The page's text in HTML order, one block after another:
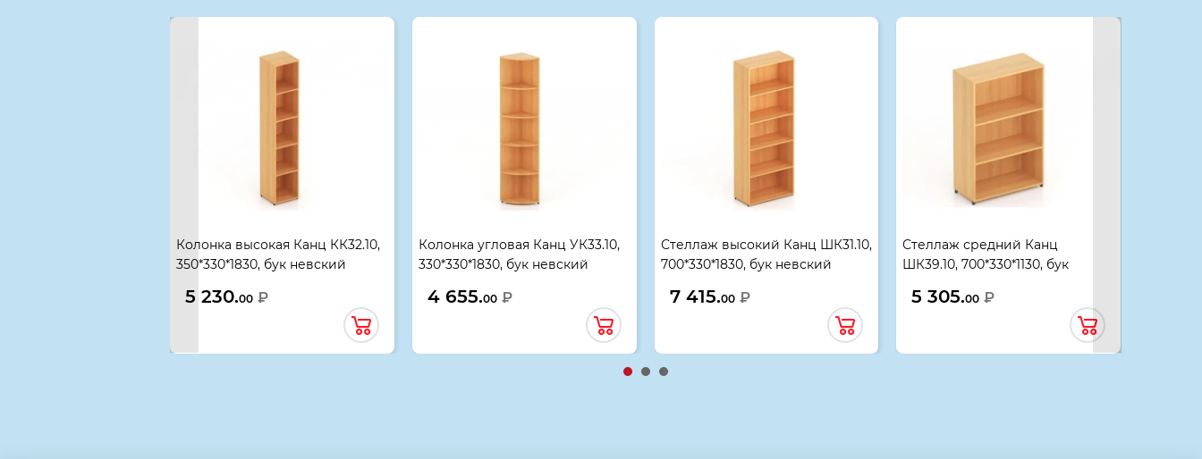
Колонка высокая Канц КК32.10,
350*330*1830, бук невский
5 230.00 ₽
Колонка угловая Канц УК33.10,
330*330*1830, бук невский
4 655.00 ₽
Стеллаж высокий Канц ШК31.10,
700*330*1830, бук невский
7 415.00 ₽
Стеллаж средний Канц
ШК39.10, 700*330*1130, бук
5 305.00 ₽